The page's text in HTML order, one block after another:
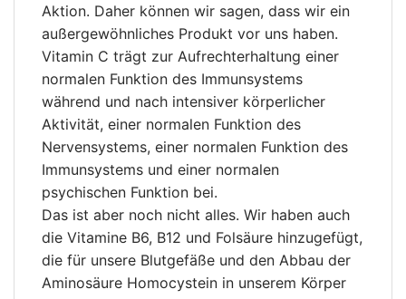
Aktion. Daher können wir sagen, dass wir ein
außergewöhnliches Produkt vor uns haben.
Vitamin C trägt zur Aufrechterhaltung einer
normalen Funktion des Immunsystems
während und nach intensiver körperlicher
Aktivität, einer normalen Funktion des
Nervensystems, einer normalen Funktion des
Immunsystems und einer normalen
psychischen Funktion bei.
Das ist aber noch nicht alles. Wir haben auch
die Vitamine B6, B12 und Folsäure hinzugefügt,
die für unsere Blutgefäße und den Abbau der
Aminosäure Homocystein in unserem Körper